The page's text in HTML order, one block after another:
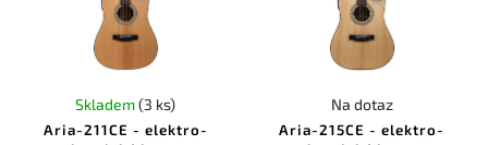
Aria-211CE - elektro-
Skladem(3 ks)
Aria-215CE - elektro-
Na dotaz